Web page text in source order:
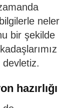
neler
bir şekilde
hazırlığı